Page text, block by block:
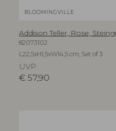
BLOOMINGVILLE
Addison Teller, Rose,
82073102
L22,5xH1,5xW14,5 cm, Set of 3
UVP
€57,90